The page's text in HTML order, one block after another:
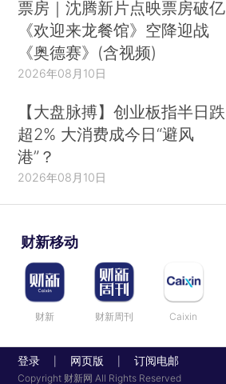
票房｜沈腾新片点映票房破亿
《欢迎来龙餐馆》空降迎战
《奥德赛》(含视频)
2026年08月10日
【大盘脉搏】创业板指半日跌
超2% 大消费成今日“避风
港”？
2026年08月10日
财新移动
财新 财新周刊 Caixin
登录 网页版 订阅电邮
Copyright 财新网 All Rights Reserved